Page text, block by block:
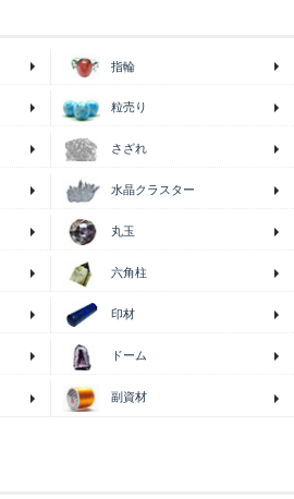
指輪
粒売り
さざれ
水晶クラスター
丸玉
六角柱
印材
ドーム
副資材